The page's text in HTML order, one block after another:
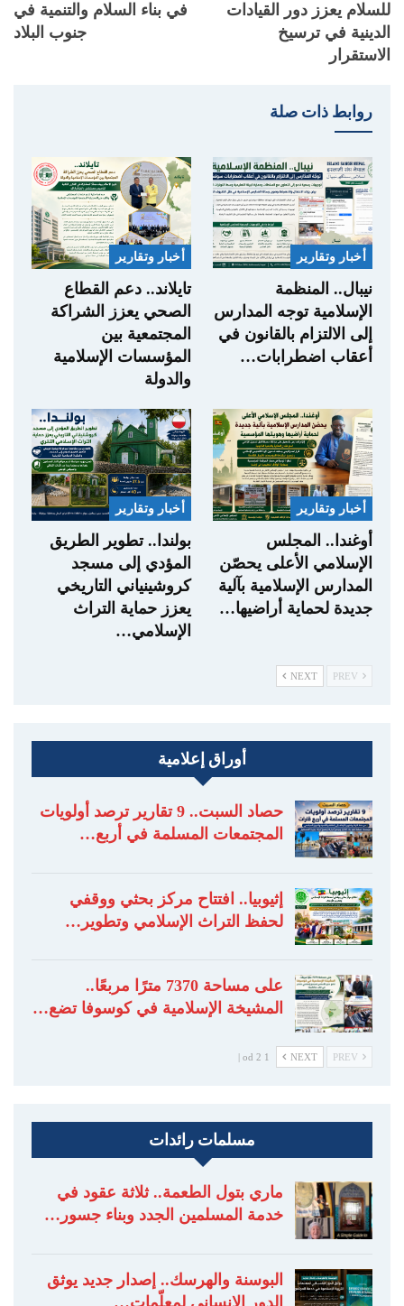
للسلام يعزز دور القيادات
الدينية في ترسيخ
الاستقرار
في بناء السلام والتنمية في
جنوب البلاد
روابط ذات صلة
أخبار وتقارير
نيبال.. المنظمة
الإسلامية توجه المدارس
إلى الالتزام بالقانون في
أعقاب اضطرابات…
أخبار وتقارير
تايلاند.. دعم القطاع
الصحي يعزز الشراكة
المجتمعية بين
المؤسسات الإسلامية
والدولة
أخبار وتقارير
أوغندا.. المجلس
الإسلامي الأعلى يحصّن
المدارس الإسلامية بآلية
جديدة لحماية أراضيها…
أخبار وتقارير
بولندا.. تطوير الطريق
المؤدي إلى مسجد
كروشينياني التاريخي
يعزز حماية التراث
الإسلامي…
NEXT
أوراق إعلامية
حصاد السبت.. 9 تقارير ترصد أولويات
المجتمعات المسلمة في أربع…
إثيوبيا.. افتتاح مركز بحثي ووقفي
لحفظ التراث الإسلامي وتطوير…
على مساحة 7370 مترًا مربعًا..
المشيخة الإسلامية في كوسوفا تضع…
NEXT
1 od 2 |
مسلمات رائدات
ماري بتول الطعمة.. ثلاثة عقود في
خدمة المسلمين الجدد وبناء جسور…
البوسنة والهرسك.. إصدار جديد يوثق
الدور الإنساني لمعلّمات…